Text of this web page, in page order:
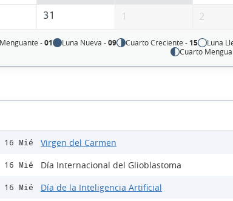
31 1 2
-01 Luna Nueva -09 Cuarto Creciente - 15 Luna
Cuarto
16 Mié Virgen del Carmen
16 Mié Día Internacional del Glioblastoma
16 Mié Día de la Inteligencia Artificial